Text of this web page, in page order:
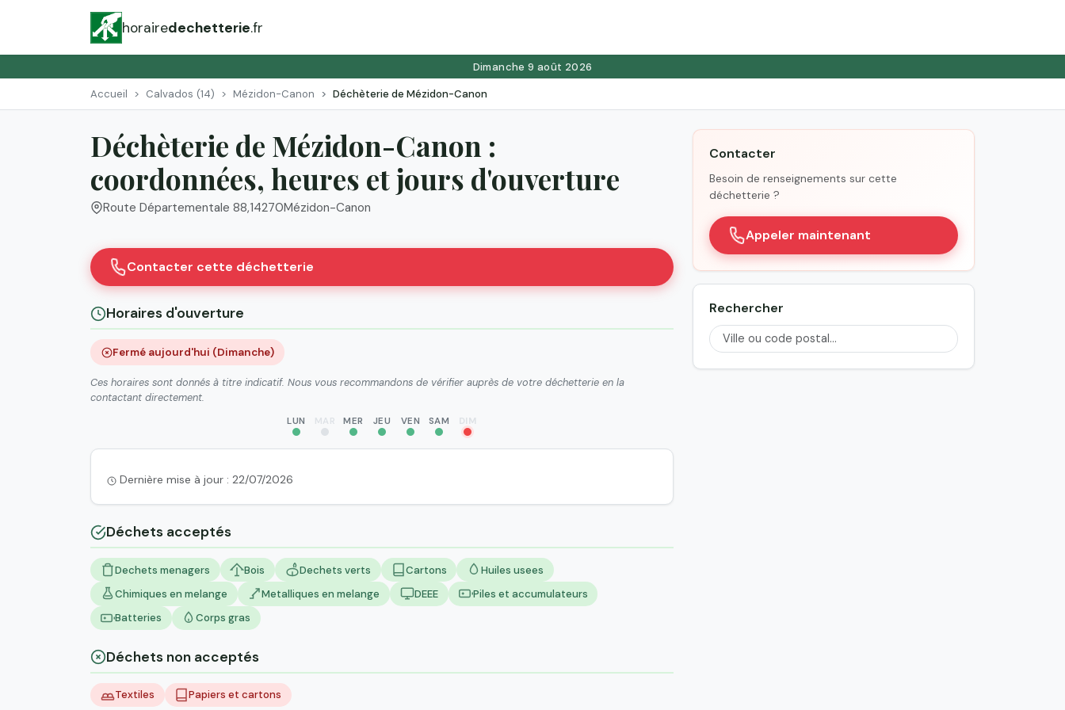
horairedechetterie.fr
Dimanche 9 août 2026
Accueil Calvados (14) Mézidon-Canon Déchèterie de Mézidon-Canon
Déchèterie de Mézidon-Canon :
coordonnées, heures et jours d'ouverture
Route Départementale 88,14270Mézidon-Canon
Contacter cette déchetterie
Horaires d'ouverture
Fermé aujourd'hui (Dimanche)
Ces horaires sont donnés à titre indicatif. Nous vous recommandons de vérifier auprès de votre déchetterie en la
contactant directement.
LUN MAR MER JEU VEN SAM DIM
Dernière mise à jour : 22/07/2026
Déchets acceptés
Dechets menagers Bois Dechets verts Cartons
Huiles usees
Chimiques en melange
Metalliques en melange DEEE
Piles et accumulateurs
Batteries
Corps gras
Déchets non acceptés
Textiles Papiers et cartons
Contacter
Besoin de renseignements sur cette
déchetterie ?
Appeler maintenant
Rechercher